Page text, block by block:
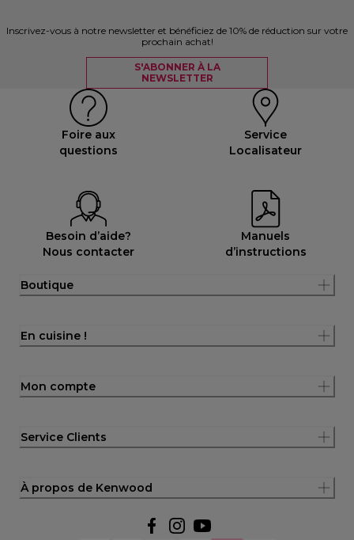
Inscrivez-vous à notre newsletter et bénéficiez de 10% de réduction sur votre
prochain achat!
S'ABONNER À LA
NEWSLETTER
Foire aux
questions
Service
Localisateur
Besoin d’aide?
Nous contacter
Manuels
d’instructions
Boutique
En cuisine !
Mon compte
Service Clients
À propos de Kenwood